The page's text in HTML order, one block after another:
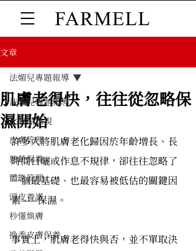
文章
法媚兒專題報導
化妝品法規
皮膚管理
熟齡保養
體態管理
頭皮養護
秒懂煥膚
換季皮膚保養
法媚兒專題報導
肌膚老得快，往往從忽略保
濕開始
許多人將肌膚老化歸因於年齡增長、長
時間日曬或作息不規律，卻往往忽略了
一個最基礎、也最容易被低估的關鍵因
素——保濕。
事實上，肌膚老得快與否，並不單取決